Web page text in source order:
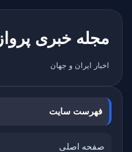
مجله خبری پرواز
اخبار ایران و جهان
فهرست سایت
صفحه اصلی